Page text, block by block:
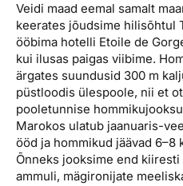
Veidi maad eemal samalt
keerates jõudsime hilis­õhtul
ööbima hotelli Etoile de
kui ilusas paigas viibime.
ärgates suundusid 300 m
püstloodis ülespoole, nii et
pooletunnise
Marokos ulatub jaanuaris-­
ööd ja hommikud jäävad 6–8
Õnneks jooksime end
ammuli, mägironijate